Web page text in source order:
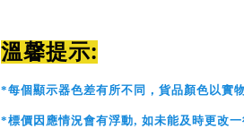
溫馨提示:
*每個顯示器色差有所不同，貨品顏色以實
*標價因應情況會有浮動, 如未能及時更改